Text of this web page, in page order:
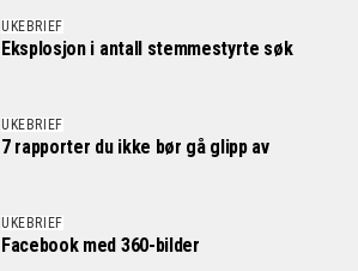
UKEBRIEF
Eksplosjon i antall stemmestyrte søk
UKEBRIEF
7 rapporter du ikke bør gå glipp av
UKEBRIEF
Facebook med 360-bilder